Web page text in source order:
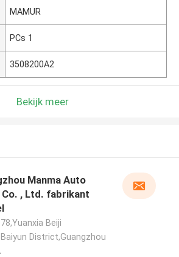
MAMUR
PCs 1
3508200A2
Bekijk meer
Manma Auto
, Ltd. fabrikant
Beiji
District,Guangzhou